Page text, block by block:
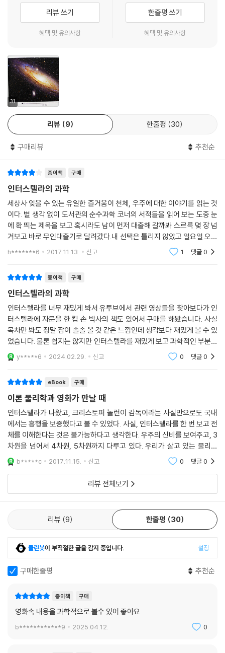
제I부 기초에서는 우주로 여행을 떠나기 전에 알아야 할 기본적인 지식들
을 설명한다. 우리 우주의 간략한 역사와 물리학 법칙들 그리고 블랙홀 등
일행이 가게 될 은하를 지배하는 블랙홀 가르강튀아에 대해서 다룬다. 가
르강튀아의 구조를 파헤치고, 그들을 그곳에 이르게 하는 중력 새총 효과
그리고 가르강튀아의 실제 모습을 살펴본다. 제III부 지구에 닥친 재앙에서
는 쿠퍼의 지구를 덮친 병충해로 인해서 인류가 직면하게 된 위기를 다룸
으로써 다른 별로의 여행이 불가피하다는 사실을 설명한다. 제IV부 웜홀에
서는 쿠퍼 일행이 다른 별로 가는 데에 핵심적인 구실을 하는 웜홀에 대해
서 파헤친다. 웜홀의 구조와 모습 그리고 그 속의 수수께끼까지도 다룬다.
한 첫 번째 행성 밀러 행성과 만 행성 그리고 그들을 그곳에까지 가게 한 우
학에서는 영화 「인터스텔라」에서 관객들에게 새로운 세계를 보여준 다른
차원에 대한 내용과 일반의 상식을 뛰어넘는 중력이상에 관한 브랜드 교수
의 방정식 등 영화의 기본이 된 사항들과 영화에서는 설명하지 못했던 내
용들을 저자는 독자들에게 풍부한 이미지와 함께 풀어놓는다. 제VII부 클
라이맥스에서는 새로운 행성을 결국 발견하지 못한 쿠퍼 일행에게 닥친 절
체절명의 위기 속에서 자신을 희생한 쿠퍼가 뛰어든 블랙홀 가르강튀아 내
부에 대한 설명과 쿠퍼가 도착한 테서랙트 그리고 딸 머프에게 전하는 양
킵 손이야말로 영화 「인터스텔라」를 탄생시켰다고 해도 과언이 아니다. 명
실상부한 세계적인 이론물리학자인 그는 영화의 이론적 토대를 제공했을
뿐만 아니라 영화 속에 등장하는 우주 현상들에 관한 데이터를 제공하고
제작에 직접 참여함으로써 영화 속 이미지들이 실재 과학을 반영할 수 있
도록 했다. 이 영화에 담긴 이미지들은 그냥 허구가 아니라 모두 실재 과학
에 근거한 것들이다. 이런 사실이 영화 「인터스텔라」를 다른 공상과학 영화
와는 구분 짓는 확실한 차이점이다. 영화 「인터스텔라」 속에 등장하는 블랙
고 설계된 것이다. 영화에 나오는 새로운 행성과 시간여행은 가능한가? 밀
러 행성을 덮치는 엄청난 쓰나미, 쿠퍼가 딸 머프에게 전하는 메시지의 전
달 가능성 등 영화만으로는 풀 수 없었던 우주에 대한 수수께끼와 궁금증
을 킵 손은 영화 속 스토리를 따라가면서 해당 장면들과 이론을 설명하는
풍부한 삽화들을 통해서 이해하기 쉽게 설명한다. 영화를 보고 궁금증을
느꼈던 독자들과 우리 우주와 시간여행에 대해서 더 많은 것을 알고자 하
는 독자들에게 최고의 독서가 될 것이다.
리뷰 쓰기
혜택 및 유의사항
한줄평 쓰기
혜택 및 유의사항
31
리뷰 9 한줄평 30
구매리뷰 추천순
종이책 구매
인터스텔라의 과학
세상사 잊을 수 있는 유일한 즐거움이 천체, 우주에 대한 이야기를 읽는 것
이다. 별 생각 없이 도서관의 순수과학 코너의 서적들을 읽어 보는 도중 눈
에 확 띄는 제목을 보고 혹시라도 남이 먼저 대출해 갈까봐 스르륵 몇 장 넘
겨보고 바로 무인대출기로 달려갔다.내 선택은 틀리지 않았고 일요일 오전
에 빌려와 그날부터 일주일간 - 다행히 그 일주일 동안은 교육 기간과 맞물
h*******6 2017.11.13. 신고 1 댓글0
종이책 구매
인터스텔라의 과학
인터스텔라를 너무 재밌게 봐서 유투브에서 관련 영상들을 찾아보다가 인
터스텔라에 자문을 한 킵 손 박사의 책도 있어서 구매를 해봤습니다. 사실
목차만 봐도 정말 잠이 솔솔 올 것 같은 느낌인데 생각보다 재밌게 볼 수 있
었습니다. 물론 쉽지는 않지만 인터스텔라를 재밌게 보고 과학적인 부분들
에 관심이 많은 분들이라면 흥미롭게 볼 수 있을거라는 생각이 듭니다.
y*****6 2024.02.29. 신고 0 댓글0
eBook 구매
이론 물리학과 영화가 만날 때
인터스텔라가 나왔고, 크리스토퍼 놀런이 감독이라는 사실만으로도 국내
에서는 흥행을 보증했다고 볼 수 있었다. 사실, 인터스텔라를 한 번 보고 전
체를 이해한다는 것은 불가능하다고 생각한다. 우주의 신비를 보여주고, 3
차원을 넘어서 4차원, 5차원까지 다루고 있다. 우리가 살고 있는 물리적
공간이 3차원이라고 할 때, 여기에 시간이 더해지면, 4차원이라고 한다.
영화는 여기에 공
b*****c 2017.11.15. 신고 0 댓글0
리뷰 전체보기
리뷰 9 한줄평 30
클린봇이 부적절한 글을 감지 중입니다. 설정
구매한줄평 추천순
종이책 구매
영화속 내용을 과학적으로 볼수 있어 좋아요
b************9 2025.04.12. 0